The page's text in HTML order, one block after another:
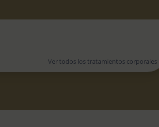
Ver todos los tratamientos corporales